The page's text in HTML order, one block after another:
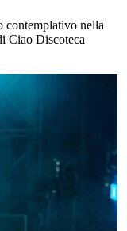
contemplativo nella
Ciao Discoteca